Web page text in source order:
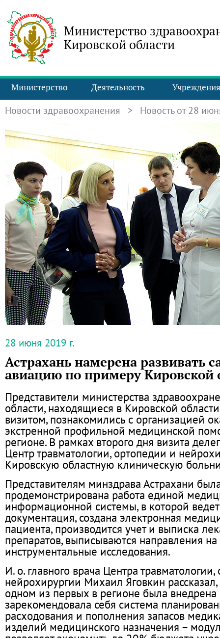
Министерство
Кировской области
Министерство Деятельность Учреждения
Новости здравоохранения > Новость от 28
28 июня 2019 г.
Астрахань намерена развивать
авиацию по примеру Кировской
Представители министерства
области, находящиеся в Кировской
визитом, познакомились с организацией
экстренной профильной медицинской
регионе. В рамках второго дня визита
Центр травматологии, ортопедии и
Кировскую областную клиническую
Представителям минздрава Астрахани
продемонстрирована работа единой
информационной системы, в которой
документация, создана электронная
пациента, производится учет и выписка
препаратов, выписываются направления
инструментальные исследования.
И. о. главного врача Центра
нейрохирургии Михаил Яговкин
одном из первых в регионе была
зарекомендовала себя система
расходования и пополнения запасов
изделий медицинского назначения –